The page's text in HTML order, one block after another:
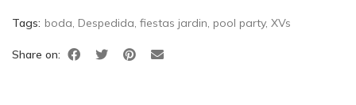
Tags: boda, Despedida, fiestas jardin, pool party, XVs
Share on: